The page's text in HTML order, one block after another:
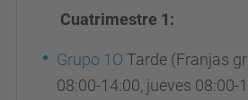
Cuatrimestre 1:
Grupo 1O Tarde (Franjas
08:00-14:00, jueves 08:00-